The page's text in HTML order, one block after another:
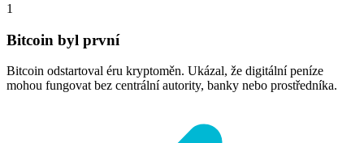
1
Bitcoin byl první
Bitcoin odstartoval éru kryptoměn. Ukázal, že digitální peníze
mohou fungovat bez centrální autority, banky nebo prostředníka.